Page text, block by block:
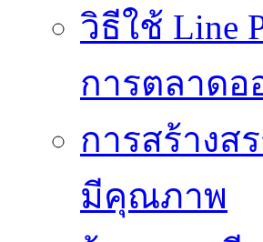
วิธีใช้ Line
การตลาดอ
การสร้างส
มีคุณภาพ